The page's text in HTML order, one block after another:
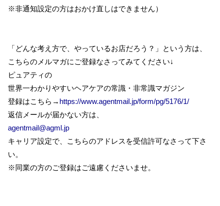
※非通知設定の方はおかけ直しはできません）
「どんな考え方で、やっているお店だろう？」という方は、
こちらのメルマガにご登録なさってみてください↓
ピュアティの
世界一わかりやすいヘアケアの常識・非常識マガジン
登録はこちら→ https://www.agentmail.jp/form/pg/5176/1/
返信メールが届かない方は、
agentmail@agml.jp
キャリア設定で、こちらのアドレスを受信許可なさって下さ
い。
※同業の方のご登録はご遠慮くださいませ。